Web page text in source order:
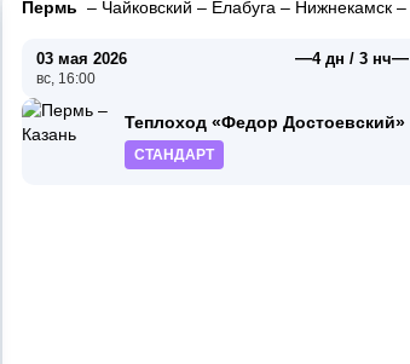
Пермь – Чайковский – Елабуга – Нижнекамск –
03 мая 2026
вс, 16:00
—4 дн / 3 нч—
Теплоход «Федор Достоевский»
СТАНДАРТ